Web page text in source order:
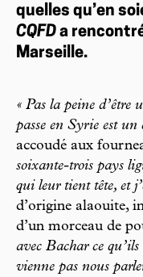
quelles qu’en
CQFD a
Marseille.
« Pas la peine d’être
passe en Syrie est un
accoudé aux
soixante-trois pays
qui leur tient tête, et
d’origine alaouite,
d’un morceau de
avec Bachar ce
vienne pas nous